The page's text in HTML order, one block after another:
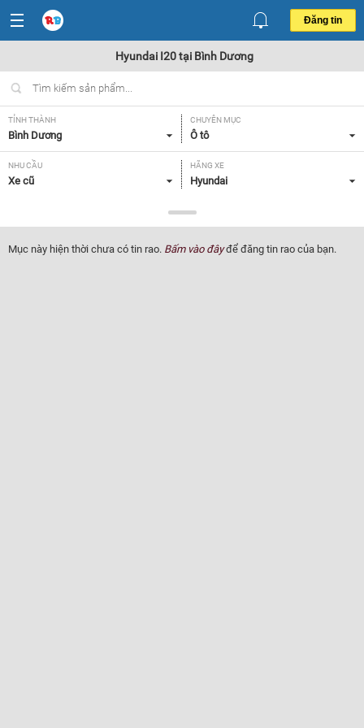
Đăng tin
Hyundai I20 tại Bình Dương
TỈNH THÀNH
Bình Dương
CHUYÊN MỤC
Ô tô
NHU CẦU
Xe cũ
HÃNG XE
Hyundai
I20
NĂM SẢN XUẤT
Tất cả
GIÁ XE XUẤT XỨ
Mục này hiện thời chưa có tin rao. Bấm vào đâyđể đăng tin rao của bạn.